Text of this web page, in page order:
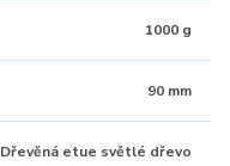
1000 g
90 mm
Dřevěná etue světlé dřevo